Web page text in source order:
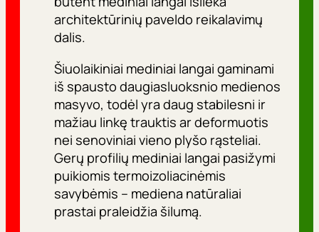
architektūrinių paveldo reikalavimų
dalis.
Šiuolaikiniai mediniai langai gaminami
iš spausto daugiasluoksnio medienos
masyvo, todėl yra daug stabilesni ir
mažiau linkę trauktis ar deformuotis
nei senoviniai vieno plyšo rąsteliai.
Gerų profilių mediniai langai pasižymi
puikiomis termoizoliacinėmis
savybėmis – mediena natūraliai
prastai praleidžia šilumą.